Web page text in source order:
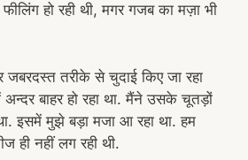
हो रही थी, मगर गजब का मज़ा भी
तरीके से चुदाई किए जा रहा
बाहर हो रहा था. मैंने उसके चूतड़ों
इसमें मुझे बड़ा मजा आ रहा था. हम
ही नहीं लग रही थी.